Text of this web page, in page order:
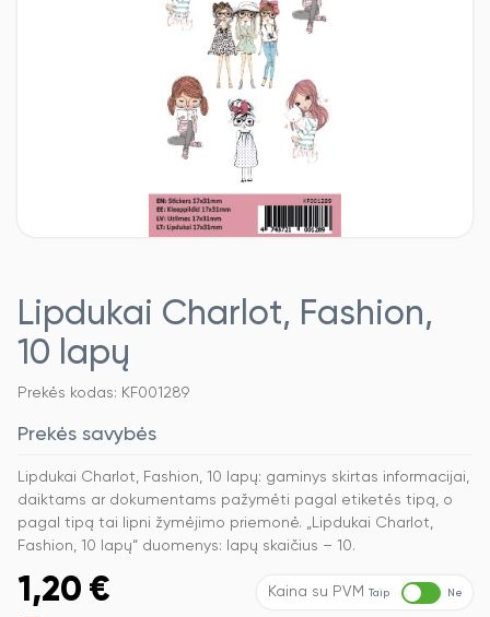
Lipdukai Charlot, Fashion,
10 lapų
Prekės kodas: KF001289
Prekės savybės
Lipdukai Charlot, Fashion, 10 lapų: gaminys skirtas informacijai,
daiktams ar dokumentams pažymėti pagal etiketės tipą, o
pagal tipą tai lipni žymėjimo priemonė. „Lipdukai Charlot,
Fashion, 10 lapų“ duomenys: lapų skaičius – 10.
1,20 € Kaina su PVM Taip Ne